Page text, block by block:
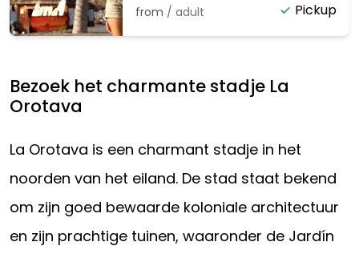
from /adult Pickup
Bezoek het charmante stadje La
Orotava
La Orotava is een charmant stadje in het
noorden van het eiland. De stad staat bekend
om zijn goed bewaarde koloniale architectuur
en zijn prachtige tuinen, waaronder de Jardín